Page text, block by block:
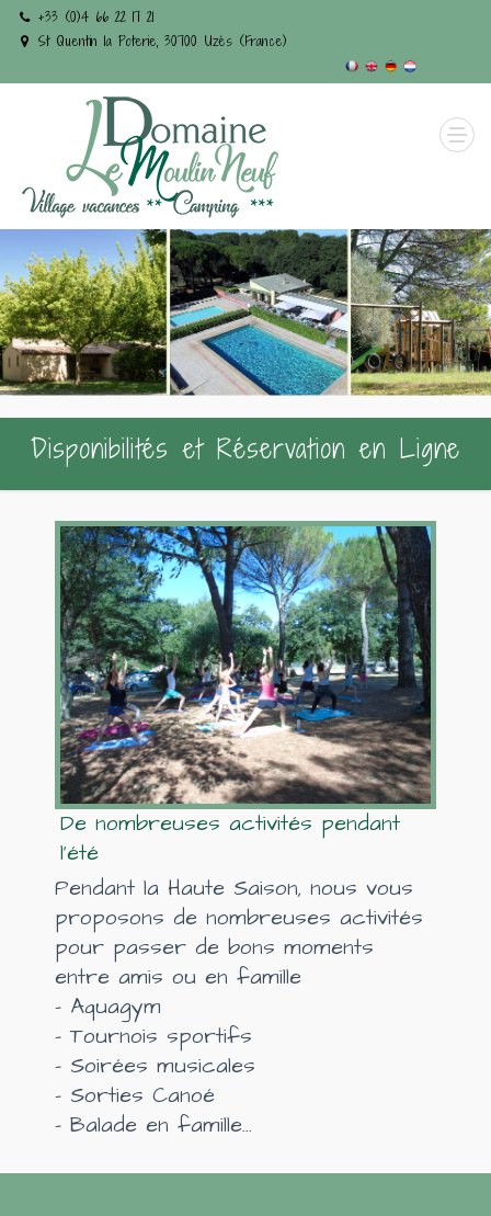
+33 (0)4 66 22 17 21
St Quentin la Poterie, 30700 Uzès (France)
Disponibilités et Réservation en Ligne
De nombreuses activités pendant
l'été
Pendant la Haute Saison, nous vous
proposons de nombreuses activités
pour passer de bons moments
entre amis ou en famille
- Aquagym
- Tournois sportifs
- Soirées musicales
- Sorties Canoé
- Balade en famille...